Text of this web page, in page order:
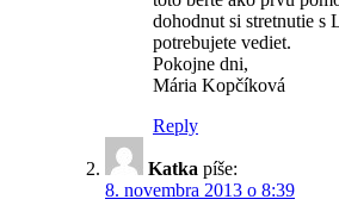
dohodnut si stretnutie s
potrebujete vediet.
Pokojne dni,
Mária Kopčíková
Reply
Katka píše:
8. novembra 2013 o 8:39